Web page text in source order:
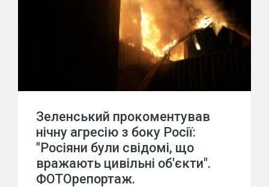
Зеленський прокоментував
нічну агресію з боку Росії:
"Росіяни були свідомі, що
вражають цивільні об'єкти".
ФОТОрепортаж.